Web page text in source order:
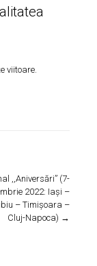
viitoare
,,Aniversări” (7-
2022: Iași –
– Timișoara –
Cluj-Napoca) →